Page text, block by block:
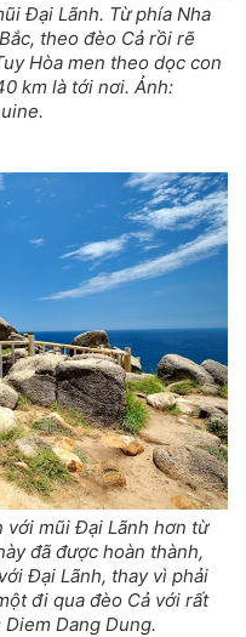
Đại Lãnh. Từ phía Nha
theo đèo Cả rồi rẽ
Hòa men theo dọc con
km là tới nơi. Ảnh:
với mũi Đại Lãnh hơn từ
đã được hoàn thành,
Đại Lãnh, thay vì phải
đi qua đèo Cả với rất
Dang Dung.